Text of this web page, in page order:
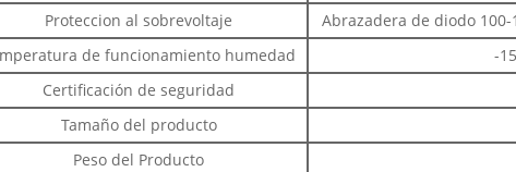
Proteccion al sobrevoltaje
Abrazadera de diodo
de funcionamiento humedad
-
Certificación de seguridad
Tamaño del producto
Peso del Producto